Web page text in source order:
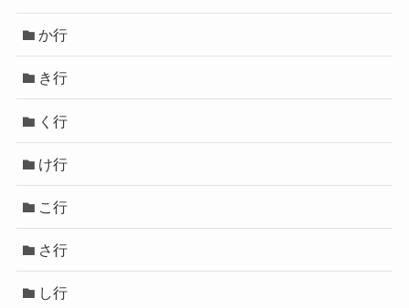
か行
き行
く行
け行
こ行
さ行
し行